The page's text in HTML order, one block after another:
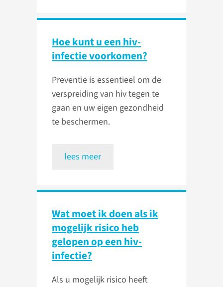
Hoe kunt u een hiv-
infectie voorkomen?
Preventie is essentieel om de
verspreiding van hiv tegen te
gaan en uw eigen gezondheid
te beschermen.
lees meer
Wat moet ik doen als ik
mogelijk risico heb
gelopen op een hiv-
infectie?
Als u mogelijk risico heeft